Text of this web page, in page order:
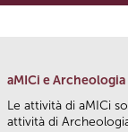
aMICi e
Le attività di aMICi
attività di